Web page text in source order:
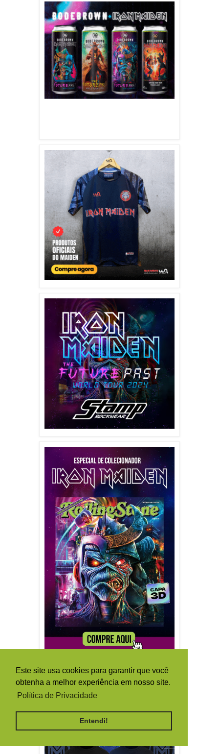
Este site usa cookies para garantir que você
obtenha a melhor experiência em nosso site.
Política de Privacidade
Entendi!